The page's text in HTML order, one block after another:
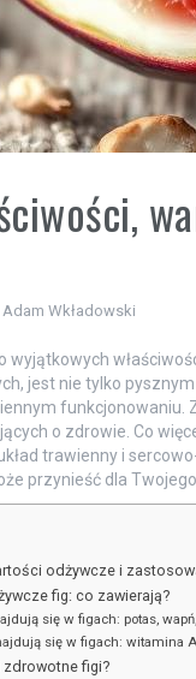
Adam Wkładowski
wyjątkowych
jest nie tylko
funkcjonowaniu.
o zdrowie. Co
trawienny i
przynieść dla
odżywcze i
fig: co zawierają?
się w figach: potas,
się w figach: witamina
zdrowotne figi?